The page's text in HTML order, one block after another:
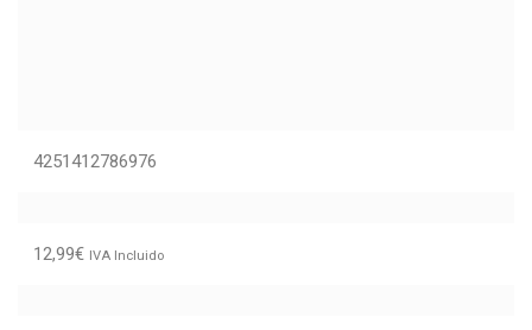
4251412786976
12,99€ IVA Incluido